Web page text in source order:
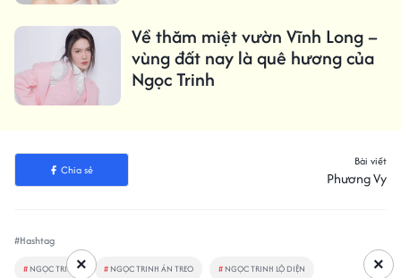
Về thăm miệt vườn Vĩnh Long –
vùng đất nay là quê hương của
Ngọc Trinh
Chia sẻ
Bài viết
Phương Vy
#Hashtag
# NGỌC TRINH # NGỌC TRINH ÁN TREO # NGỌC TRINH LỘ DIỆN ×
×